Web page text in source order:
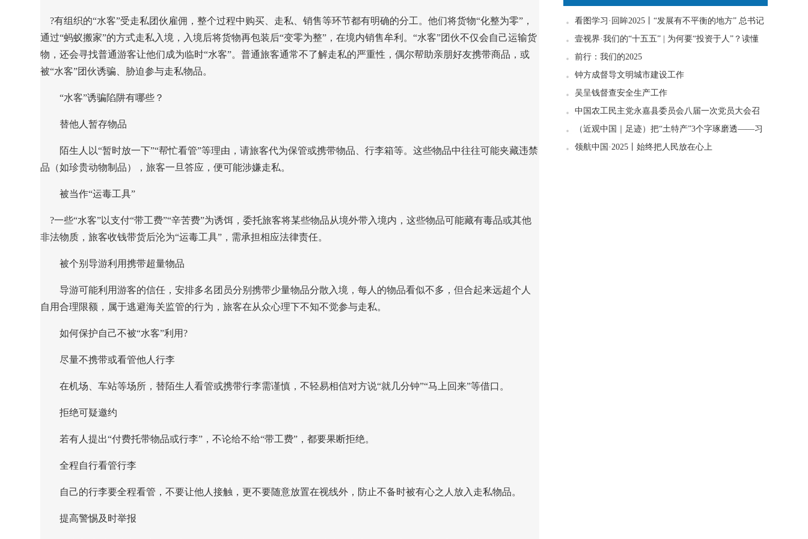
?有组织的“水客”受走私团伙雇佣，整个过程中购买、走私、销售等环节都有明确的分工。他们将货物“化整为零”，
通过“蚂蚁搬家”的方式走私入境，入境后将货物再包装后“变零为整”，在境内销售牟利。“水客”团伙不仅会自己运输货
物，还会寻找普通游客让他们成为临时“水客”。普通旅客通常不了解走私的严重性，偶尔帮助亲朋好友携带商品，或
被“水客”团伙诱骗、胁迫参与走私物品。
“水客”诱骗陷阱有哪些？
替他人暂存物品
陌生人以“暂时放一下”“帮忙看管”等理由，请旅客代为保管或携带物品、行李箱等。这些物品中往往可能夹藏违禁
品（如珍贵动物制品），旅客一旦答应，便可能涉嫌走私。
被当作“运毒工具”
?一些“水客”以支付“带工费”“辛苦费”为诱饵，委托旅客将某些物品从境外带入境内，这些物品可能藏有毒品或其他
非法物质，旅客收钱带货后沦为“运毒工具”，需承担相应法律责任。
被个别导游利用携带超量物品
导游可能利用游客的信任，安排多名团员分别携带少量物品分散入境，每人的物品看似不多，但合起来远超个人
自用合理限额，属于逃避海关监管的行为，旅客在从众心理下不知不觉参与走私。
如何保护自己不被“水客”利用?
尽量不携带或看管他人行李
在机场、车站等场所，替陌生人看管或携带行李需谨慎，不轻易相信对方说“就几分钟”“马上回来”等借口。
拒绝可疑邀约
若有人提出“付费托带物品或行李”，不论给不给“带工费”，都要果断拒绝。
全程自行看管行李
自己的行李要全程看管，不要让他人接触，更不要随意放置在视线外，防止不备时被有心之人放入走私物品。
提高警惕及时举报
看图学习·回眸2025丨“发展有不平衡的地方” 总书记
一直惦念在心
壹视界·我们的“十五五” | 为何要“投资于人”？读懂
政策里的发展密码
前行：我们的2025
钟方成督导文明城市建设工作
吴呈钱督查安全生产工作
中国农工民主党永嘉县委员会八届一次党员大会召
开
（近观中国｜足迹）把“土特产”3个字琢磨透——习
近平走进柚子园
领航中国·2025丨始终把人民放在心上